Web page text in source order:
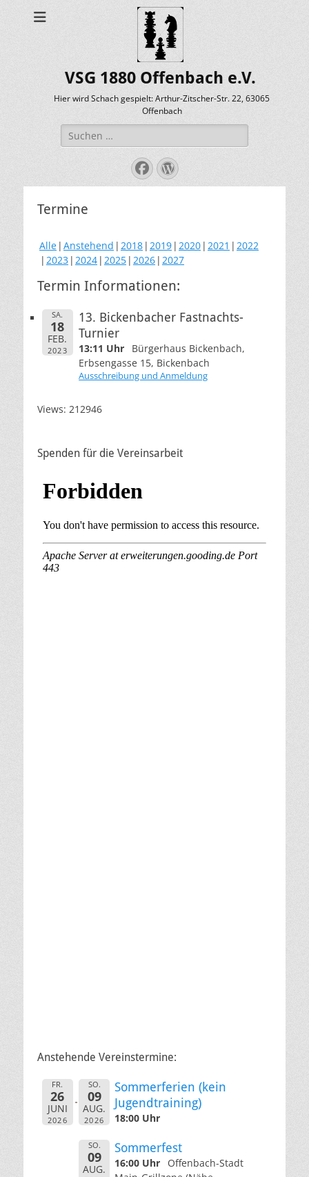
VSG 1880 Offenbach e.V.
Hier wird Schach gespielt: Arthur-Zitscher-Str. 22, 63065
Offenbach
Suche
nach:
Facebook
WordPress
Termine
Alle Anstehend 2018 2019 2020 2021
2022
2023 2024 2025 2026 2027
Termin Informationen:
SA.
18
FEB.
2023
13. Bickenbacher Fastnachts-
Turnier
13:11 Uhr
Bürgerhaus Bickenbach,
Erbsengasse 15, Bickenbach
Ausschreibung und Anmeldung
Views: 212946
Spenden für die Vereinsarbeit
Anstehende Vereinstermine:
FR.
26
JUNI
2026
SO.
09
AUG.
2026
Sommerferien (kein
Jugendtraining)
18:00 Uhr
SO.
09
AUG.
Sommerfest
16:00 Uhr
Offenbach-Stadt